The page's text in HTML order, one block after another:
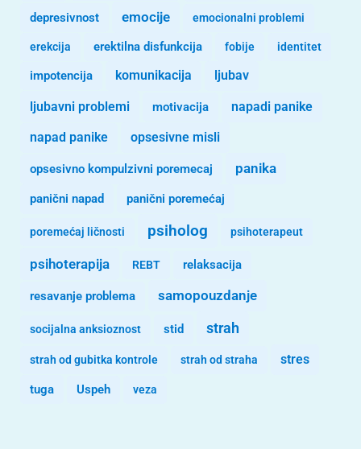
depresivnost emocije emocionalni problemi
erekcija erektilna disfunkcija fobije identitet
impotencija komunikacija ljubav
ljubavni problemi motivacija napadi panike
napad panike opsesivne misli
opsesivno kompulzivni poremecaj panika
panični napad panični poremećaj
poremećaj ličnosti psiholog psihoterapeut
psihoterapija REBT relaksacija
resavanje problema samopouzdanje
socijalna anksioznost stid strah
strah od gubitka kontrole strah od straha stres
tuga Uspeh veza